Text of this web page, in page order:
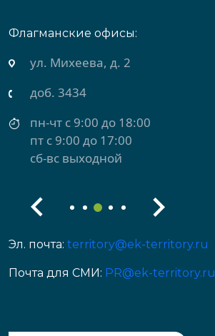
Флагманские офисы:
ул. Михеева, д. 2
доб. 3434
пн-чт с 9:00 до 18:00
пт с 9:00 до 17:00
сб-вс выходной
Эл. почта: territory@ek-territory.ru
Почта для СМИ: PR@ek-territory.ru